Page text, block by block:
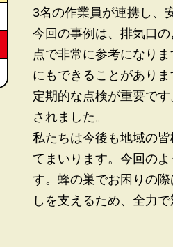
3名の作業員が連携し、
今回の事例は、排気口
点で非常に参考になり
にもできることがあり
定期的な点検が重要で
されました。
私たちは今後も地域の
てまいります。今回の
す。蜂の巣でお困りの
しを支えるため、全力で